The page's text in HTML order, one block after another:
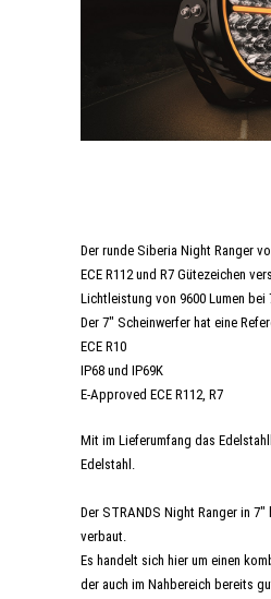
Der runde Siberia Night Ranger
ECE R112 und R7 Gütezeichen
Lichtleistung von 9600 Lumen bei
Der 7" Scheinwerfer hat eine
ECE R10
IP68 und IP69K
E-Approved ECE R112, R7
Mit im Lieferumfang das
Edelstahl.
Der STRANDS Night Ranger in 7"
verbaut.
Es handelt sich hier um einen
der auch im Nahbereich bereits